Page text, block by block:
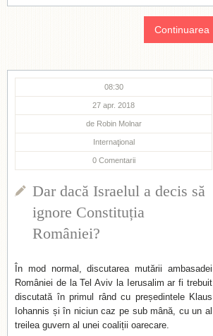
Continuarea
08:30
27 apr. 2018
de Robin Molnar
Internaţional
0 Comentarii
Dar dacă Israelul a decis să
ignore Constituția
României?
În mod normal, discutarea mutării ambasadei
României de la Tel Aviv la Ierusalim ar fi trebuit
discutată în primul rând cu președintele Klaus
Iohannis și în niciun caz pe sub mână, cu un al
treilea guvern al unei coaliții oarecare.